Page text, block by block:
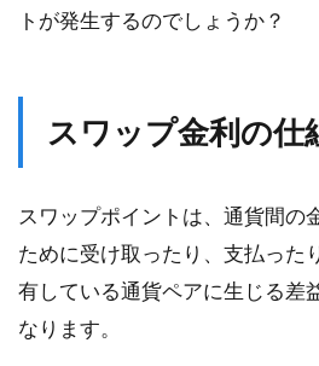
トが発生するのでしょうか？
スワップ金利の仕
スワップポイントは、通貨間の
ために受け取ったり、支払った
有している通貨ペアに生じる差
なります。